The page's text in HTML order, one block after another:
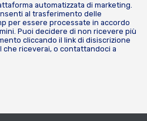
automatizzata di marketing.
al trasferimento delle
per essere processate in accordo
. Puoi decidere di non ricevere più
cliccando il link di disiscrizione
riceverai, o contattandoci a